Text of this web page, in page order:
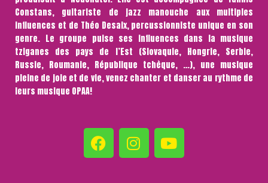
Constans, guitariste de jazz manouche aux multiples
influences et de Théo Desaix, percussionniste unique en son
genre. Le groupe puise ses influences dans la musique
tziganes des pays de l’Est (Slovaquie, Hongrie, Serbie,
Russie, Roumanie, République tchèque, …), une musique
pleine de joie et de vie, venez chanter et danser au rythme de
leurs musique OPAA!